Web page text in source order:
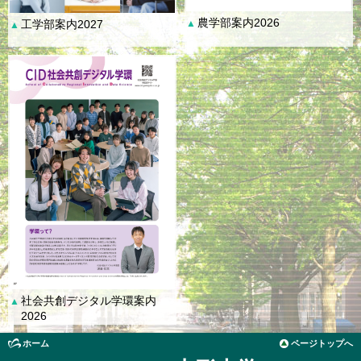
▲ 工学部案内2027 ▲ 農学部案内2026
▲ 社会共創デジタル学環案内
2026
ホーム ページトップへ